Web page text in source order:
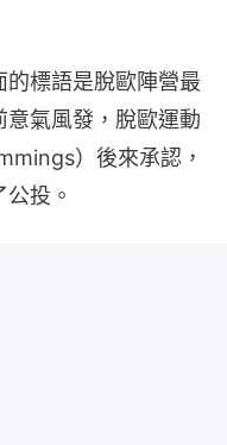
標語是脫歐陣營最
氣風發，脫歐運動
）後來承認，
投。